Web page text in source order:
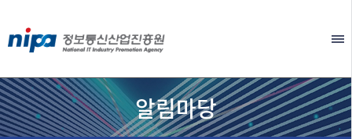
알림마당